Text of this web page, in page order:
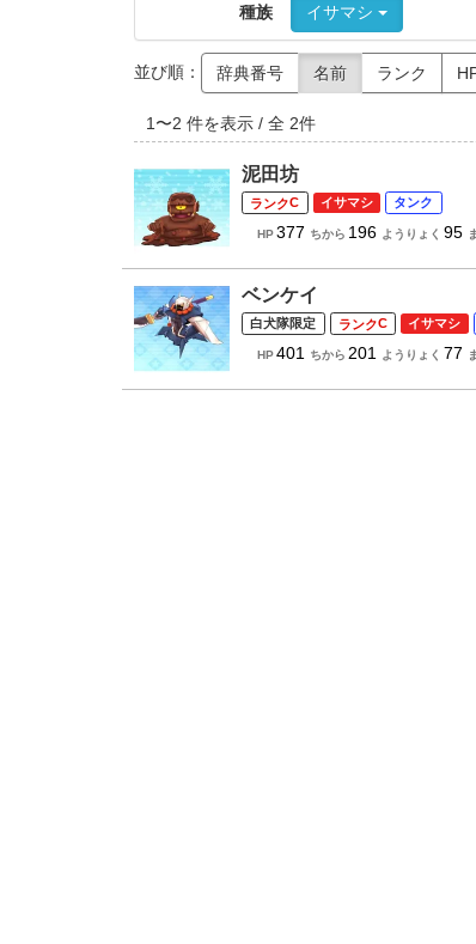
種族 イサマシ
並び順： 辞典番号 名前 ランク
1 〜2 件を表示 / 全 2件
泥田坊
C イサマシ タンク
HP377 ちから 196 ようりょく 95
ベンケイ
白犬隊限定 C イサマシ
HP401 ちから 201 ようりょく 77